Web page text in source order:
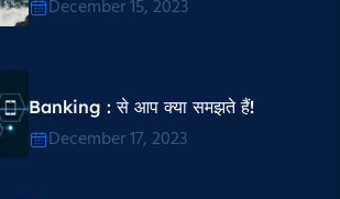
December 15, 2023
Banking : से आप क्या समझते हैं!
December 17, 2023